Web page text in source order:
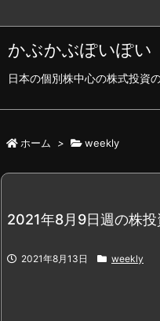
かぶかぶぽいぽい
日本の個別株中心の株式投資
ホーム > weekly
2021年8月9日週の株投
2021年8月13日 weekly